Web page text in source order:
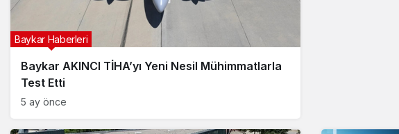
Baykar AKINCI TİHA’yı Yeni Nesil Mühimmatlarla
Test Etti
Baykar Haberleri
5 ay önce